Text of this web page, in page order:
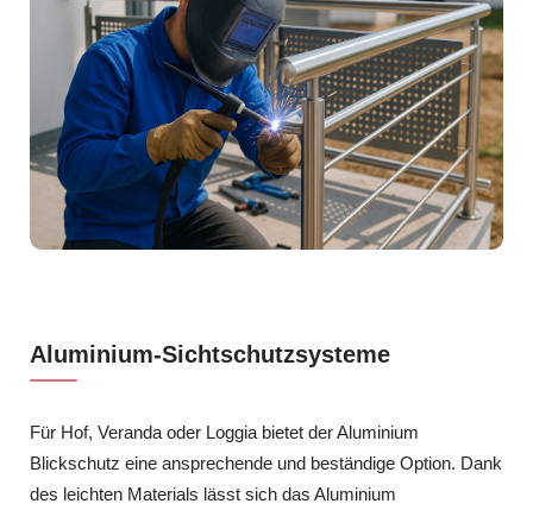
Aluminium-Sichtschutzsysteme
Für Hof, Veranda oder Loggia bietet der Aluminium
Blickschutz eine ansprechende und beständige Option. Dank
des leichten Materials lässt sich das Aluminium